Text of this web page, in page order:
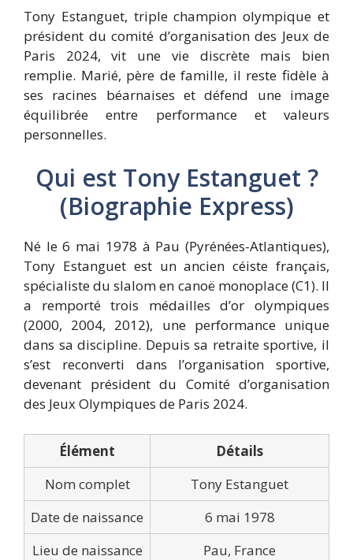
Tony Estanguet, triple champion olympique et
président du comité d’organisation des Jeux de
Paris 2024, vit une vie discrète mais bien
remplie. Marié, père de famille, il reste fidèle à
ses racines béarnaises et défend une image
équilibrée entre performance et valeurs
personnelles.
Qui est Tony Estanguet ?
(Biographie Express)
Né le 6 mai 1978 à Pau (Pyrénées-Atlantiques),
Tony Estanguet est un ancien céiste français,
spécialiste du slalom en canoë monoplace (C1). Il
a remporté trois médailles d’or olympiques
(2000, 2004, 2012), une performance unique
dans sa discipline. Depuis sa retraite sportive, il
s’est reconverti dans l’organisation sportive,
devenant président du Comité d’organisation
des Jeux Olympiques de Paris 2024.
Élément
Détails
Nom complet
Tony Estanguet
Date de naissance
6 mai 1978
Lieu de naissance
Pau, France